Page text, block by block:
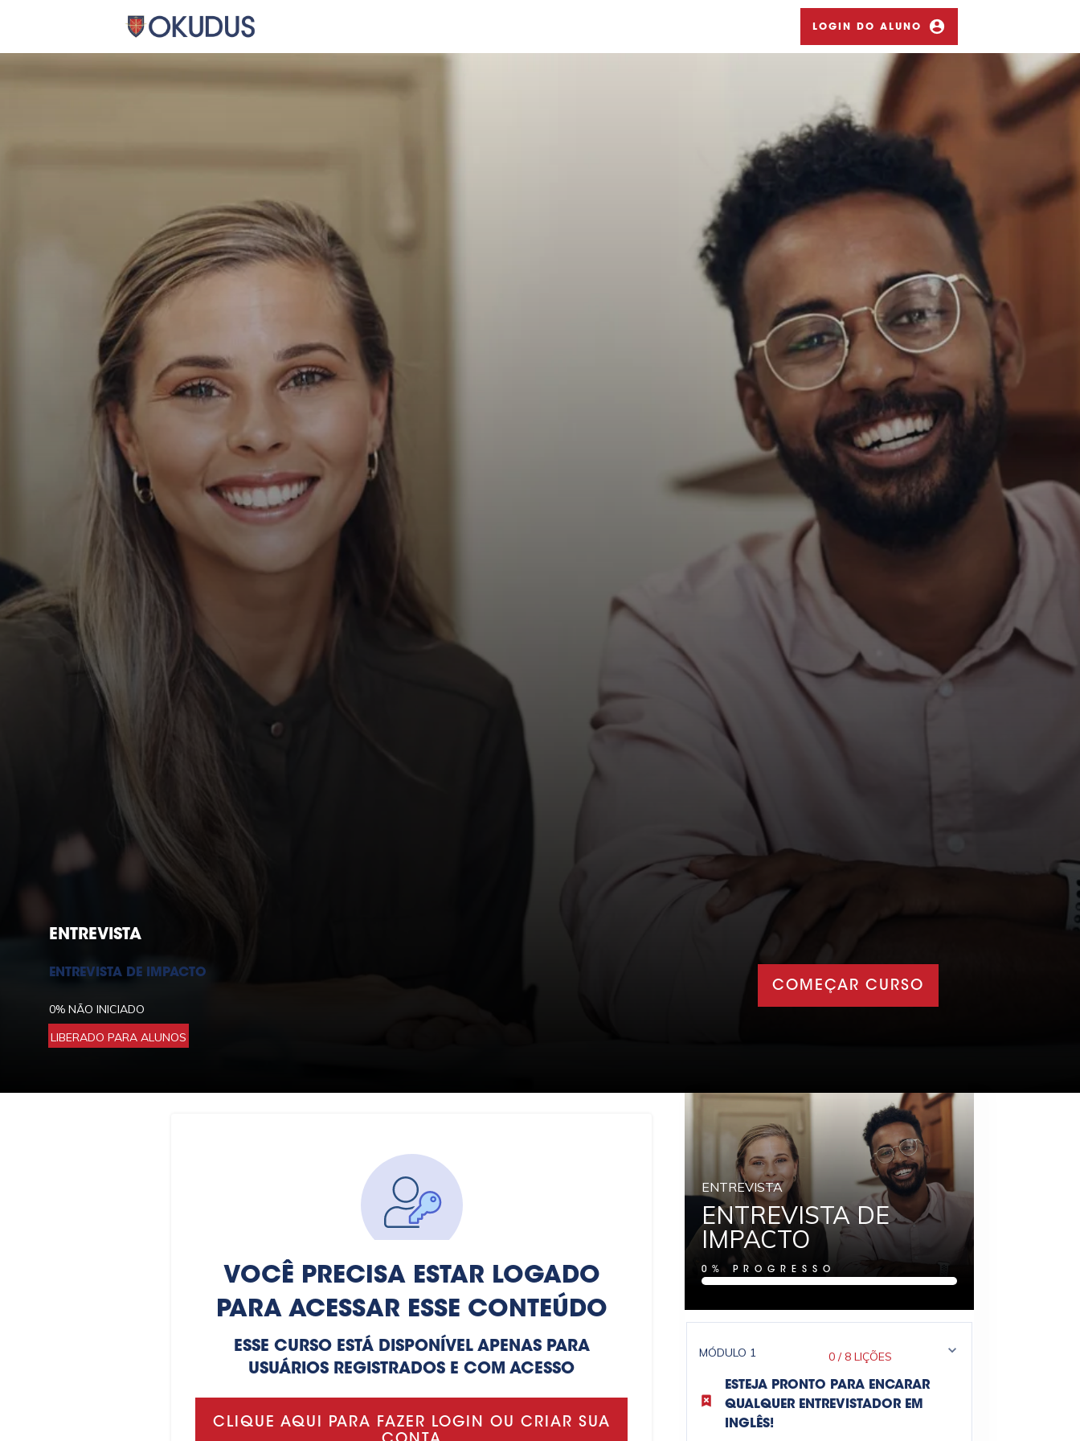
LOGIN DO ALUNO
ENTREVISTA
ENTREVISTA DE IMPACTO
0% NÃO INICIADO
LIBERADO PARA ALUNOS
COMEÇAR CURSO
VOCÊ PRECISA ESTAR LOGADO
PARA ACESSAR ESSE CONTEÚDO
ESSE CURSO ESTÁ DISPONÍVEL APENAS PARA
USUÁRIOS REGISTRADOS E COM ACESSO
CLIQUE AQUI PARA FAZER LOGIN OU CRIAR SUA
ENTREVISTA
ENTREVISTA DE
IMPACTO
0% PROGRESSO
MÓDULO 1 0/8 LIÇÕES
ESTEJA PRONTO PARA ENCARAR
QUALQUER ENTREVISTADOR EM
INGLÊS!